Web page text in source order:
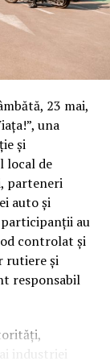
pentru
APP, prin
deplin
feedback în
de
curățare,
pe
din
în timp real și
formarea unei
de
23 mai,
una
și
local de
parteneri
auto și
au
controlat și
rutiere și
responsabil
industriei